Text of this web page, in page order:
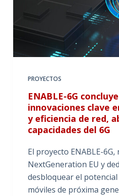
o
PROYECTOS
ENABLE-6G
innovaciones clave
y eficiencia de red,
capacidades del 6G
El proyecto ENABLE-
NextGeneration EU y
desbloquear el potencial
móviles de próxima